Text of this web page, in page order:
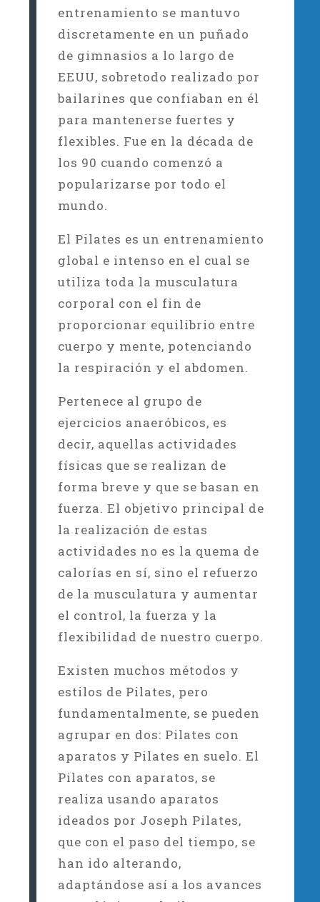
entrenamiento se mantuvo
discretamente en un puñado
de gimnasios a lo largo de
EEUU, sobretodo realizado por
bailarines que confiaban en él
para mantenerse fuertes y
flexibles. Fue en la década de
los 90 cuando comenzó a
popularizarse por todo el
mundo.
El Pilates es un entrenamiento
global e intenso en el cual se
utiliza toda la musculatura
corporal con el fin de
proporcionar equilibrio entre
cuerpo y mente, potenciando
la respiración y el abdomen.
Pertenece al grupo de
ejercicios anaeróbicos, es
decir, aquellas actividades
físicas que se realizan de
forma breve y que se basan en
fuerza. El objetivo principal de
la realización de estas
actividades no es la quema de
calorías en sí, sino el refuerzo
de la musculatura y aumentar
el control, la fuerza y la
flexibilidad de nuestro cuerpo.
Existen muchos métodos y
estilos de Pilates, pero
fundamentalmente, se pueden
agrupar en dos: Pilates con
aparatos y Pilates en suelo. El
Pilates con aparatos, se
realiza usando aparatos
ideados por Joseph Pilates,
que con el paso del tiempo, se
han ido alterando,
adaptándose así a los avances